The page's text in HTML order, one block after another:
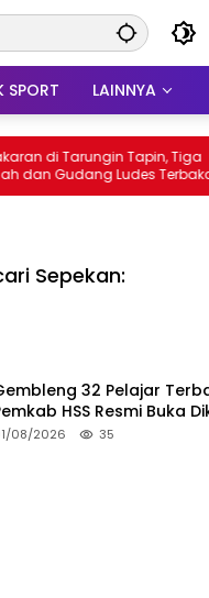
SPORT LAINNYA
Tapin, Tiga
Ludes Terbakar
Sepekan:
32 Pelajar
HSS Resmi Buka
2026
08/2026 35